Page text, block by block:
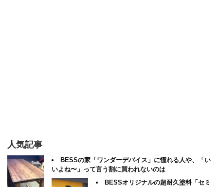
人気記事
BESSの家「ワンダーデバイス」に憧れる人や、「い
いよね〜」って言う割に買われないのは
BESSオリジナルの超耐久塗料「セミ